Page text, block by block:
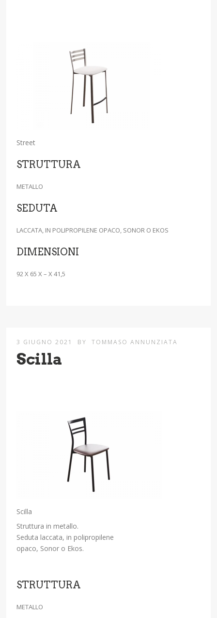
Street
STRUTTURA
METALLO
SEDUTA
LACCATA, IN POLIPROPILENE OPACO, SONOR O EKOS
DIMENSIONI
92 X 65 X – X 41,5
3 GIUGNO 2021 BY TOMMASO ANNUNZIATA
Scilla
Scilla
Struttura in metallo.
Seduta laccata, in polipropilene
opaco, Sonor o Ekos.
STRUTTURA
METALLO